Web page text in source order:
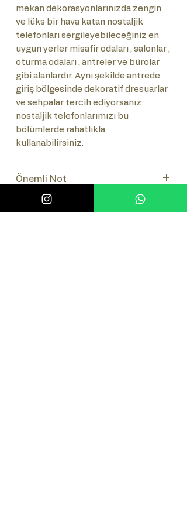
mekan dekorasyonlarınızda zengin
ve lüks bir hava katan nostaljik
telefonları sergileyebileceğiniz en
uygun yerler misafir odaları , salonlar ,
oturma odaları , antreler ve bürolar
gibi alanlardır. Aynı şekilde antrede
giriş bölgesinde dekoratif dresuarlar
ve sehpalar tercih ediyorsanız
nostaljik telefonlarımızı bu
bölümlerde rahatlıkla
kullanabilirsiniz.
Önemli Not
Lütfen ürünün numaratör takımını
Sık Sorulan Sorular (SSS)